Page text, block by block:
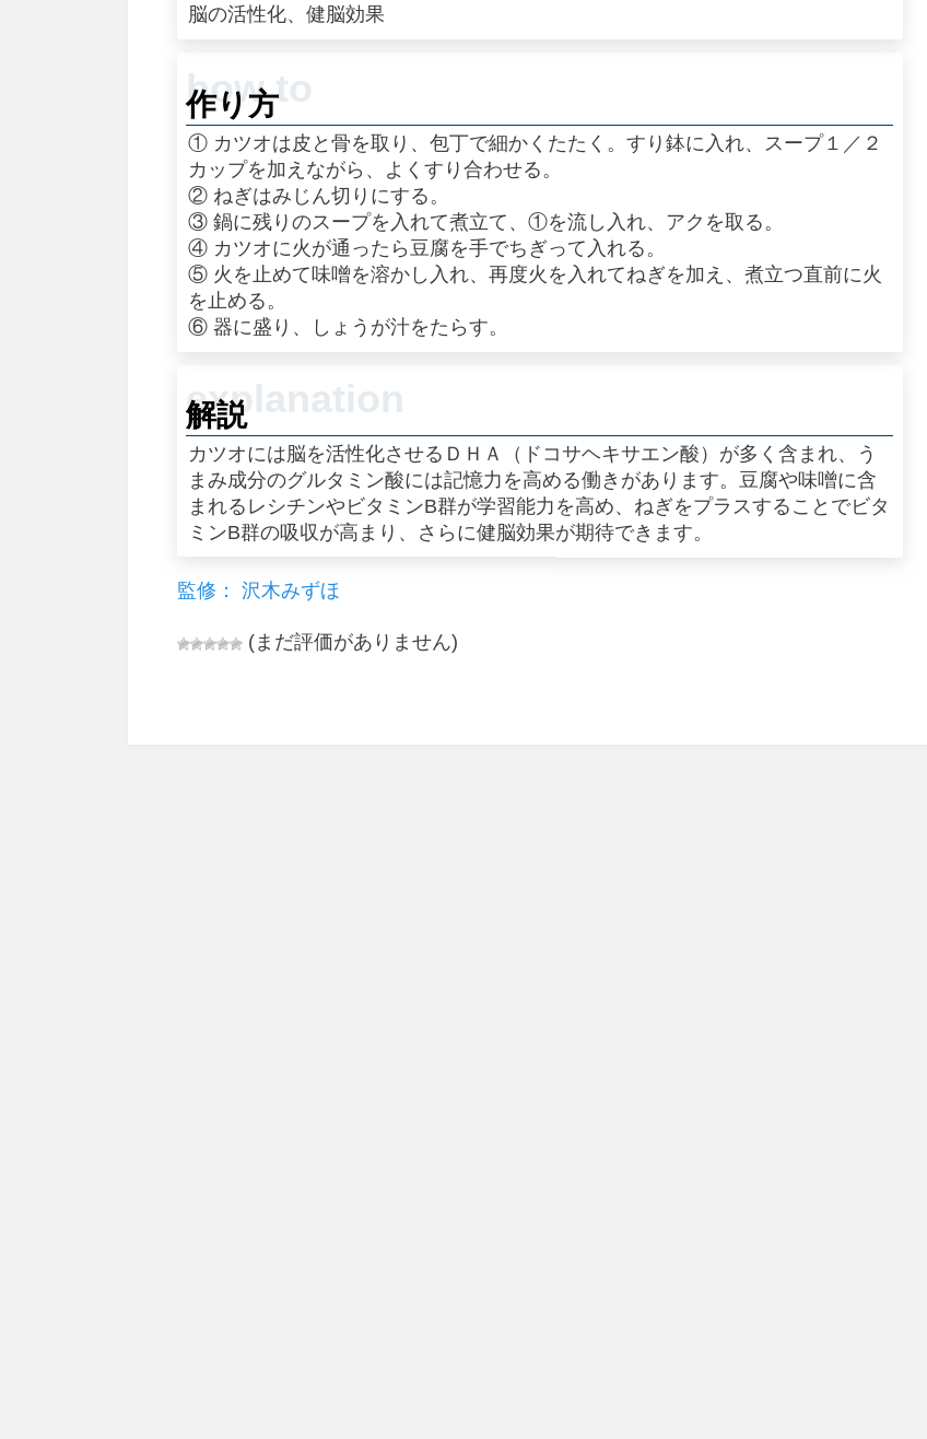
脳の活性化、健脳効果
作り方
① カツオは皮と骨を取り、包丁で細かくたたく。すり鉢に入れ、スープ１／２
カップを加えながら、よくすり合わせる。
② ねぎはみじん切りにする。
③ 鍋に残りのスープを入れて煮立て、①を流し入れ、アクを取る。
④ カツオに火が通ったら豆腐を手でちぎって入れる。
⑤ 火を止めて味噌を溶かし入れ、再度火を入れてねぎを加え、煮立つ直前に火
を止める。
⑥ 器に盛り、しょうが汁をたらす。
解説
カツオには脳を活性化させるＤＨＡ（ドコサヘキサエン酸）が多く含まれ、う
まみ成分のグルタミン酸には記憶力を高める働きがあります。豆腐や味噌に含
まれるレシチンやビタミンB群が学習能力を高め、ねぎをプラスすることでビタ
ミンB群の吸収が高まり、さらに健脳効果が期待できます。
監修： 沢木みずほ
(まだ評価がありません)